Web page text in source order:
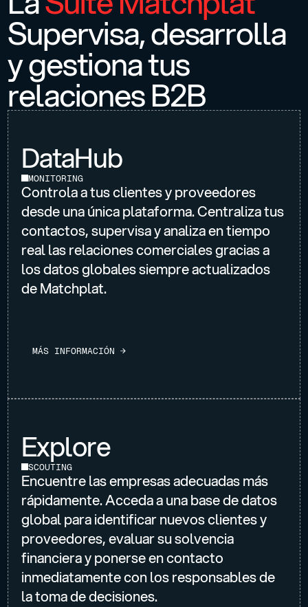
Supervisa, desarrolla
y gestiona tus
relaciones B2B
DataHub
MONITORING
Controla a tus clientes y proveedores
desde una única plataforma. Centraliza tus
contactos, supervisa y analiza en tiempo
real las relaciones comerciales gracias a
los datos globales siempre actualizados
de Matchplat.
MÁS INFORMACIÓN →
Explore
SCOUTING
Encuentre las empresas adecuadas más
rápidamente. Acceda a una base de datos
global para identificar nuevos clientes y
proveedores, evaluar su solvencia
financiera y ponerse en contacto
inmediatamente con los responsables de
la toma de decisiones.